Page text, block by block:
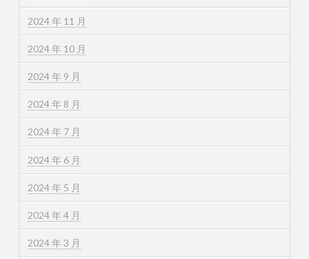
2024 年 11 月
2024 年 10 月
2024 年 9 月
2024 年 8 月
2024 年 7 月
2024 年 6 月
2024 年 5 月
2024 年 4 月
2024 年 3 月